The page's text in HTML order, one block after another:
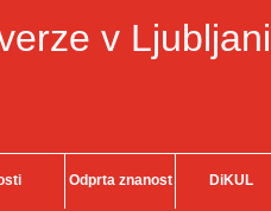
v Ljubljani
Odprta znanost DiKUL